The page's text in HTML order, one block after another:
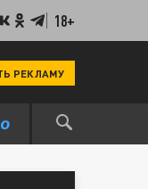
18+
РЕКЛАМУ